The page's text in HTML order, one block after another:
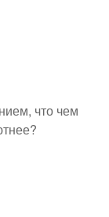
что чем